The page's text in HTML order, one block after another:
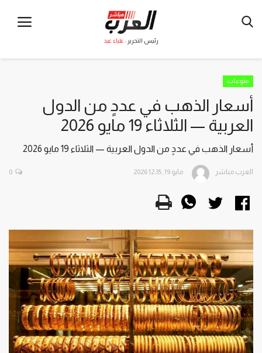
رئيس التحرير : علياء عيد
منوعات
أسعار الذهب في عددٍ من الدول
العربية — الثلاثاء 19 مايو 2026
أسعار الذهب في عددٍ من الدول العربية — الثلاثاء 19 مايو 2026
العرب مباشر مايو 19, 2026 12:35 0